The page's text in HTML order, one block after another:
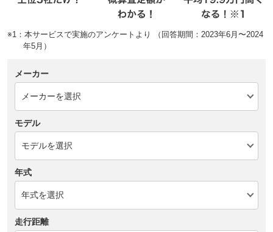
※1：本サービスで実施のアンケートより （回答期間：2023年6月〜2024
年5月）
メーカー
モデル
年式
走行距離